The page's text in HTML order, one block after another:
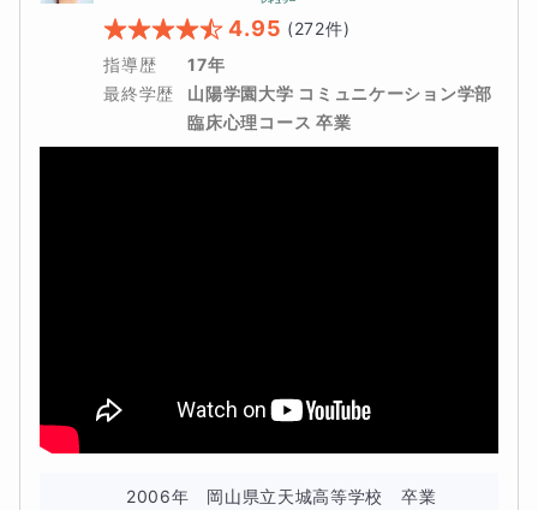
4.95 (272件)
指導歴
17年
最終学歴
山陽学園大学 コミュニケーション学部
臨床心理コース 卒業
2006年　岡山県立天城高等学校　卒業